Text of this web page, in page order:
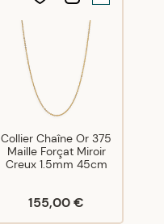
Collier Chaîne Or 375
Maille Forçat Miroir
Creux 1.5mm 45cm
155,00 €